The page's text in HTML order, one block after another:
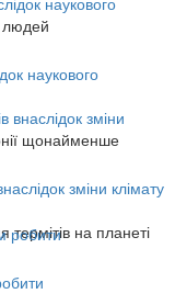
людей
наукового
щонайменше
зміни клімату
термітів на планеті